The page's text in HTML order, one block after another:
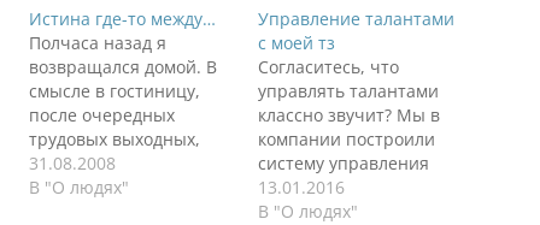
Истина где-то между…
Полчаса назад я
возвращался домой. В
смысле в гостиницу,
после очередных
трудовых выходных,
чтобы через десять
часов опять заступить
31.08.2008
В "О людях"
Управление талантами
с моей тз
Согласитесь, что
управлять талантами
классно звучит? Мы в
компании построили
систему управления
талантами, у нас
организованы
13.01.2016
В "О людях"